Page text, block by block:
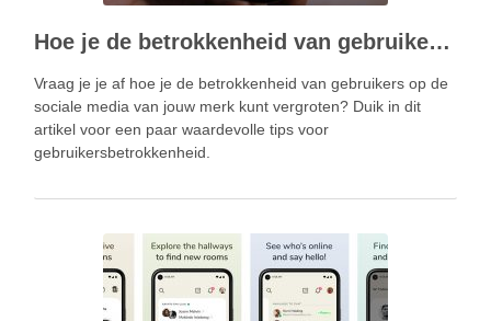
Hoe je de betrokkenheid van gebruikers kunt vergroten met behulp van marketing via sociale media
Vraag ​​je je af hoe je de betrokkenheid van gebruikers op de
sociale media van jouw merk kunt vergroten? Duik in dit
artikel voor een paar waardevolle tips voor
gebruikersbetrokkenheid.